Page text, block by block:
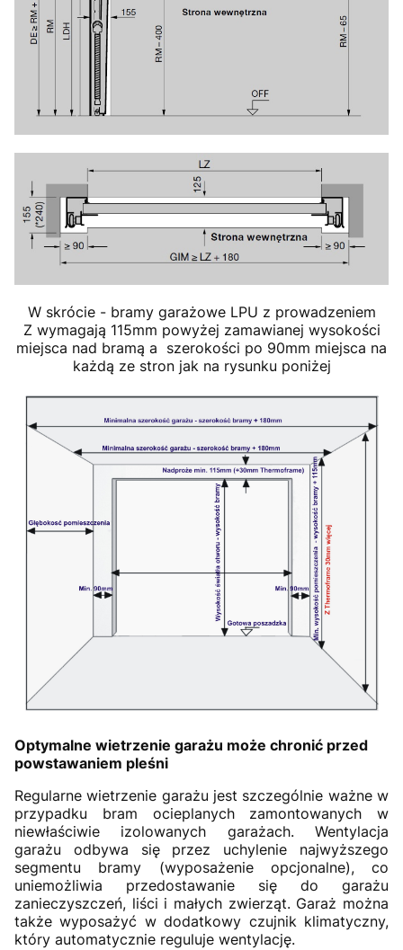
W skrócie - bramy garażowe LPU z prowadzeniem
Z wymagają 115mm powyżej zamawianej wysokości
miejsca nad bramą a szerokości po 90mm miejsca na
każdą ze stron jak na rysunku poniżej
Optymalne wietrzenie garażu może chronić przed
powstawaniem pleśni
Regularne wietrzenie garażu jest szczególnie ważne w
przypadku bram ocieplanych zamontowanych w
niewłaściwie izolowanych garażach. Wentylacja
garażu odbywa się przez uchylenie najwyższego
segmentu bramy (wyposażenie opcjonalne), co
uniemożliwia przedostawanie się do garażu
zanieczyszczeń, liści i małych zwierząt. Garaż można
także wyposażyć w dodatkowy czujnik klimatyczny,
który automatycznie reguluje wentylację.